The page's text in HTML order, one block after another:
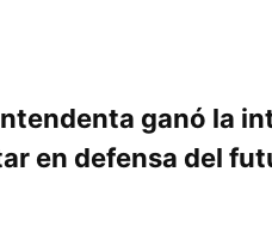
ganó la
en defensa del